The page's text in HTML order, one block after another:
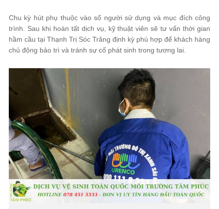
Chu kỳ hút phụ thuộc vào số người sử dụng và mục đích công
trình. Sau khi hoàn tất dịch vụ, kỹ thuật viên sẽ tư vấn thời gian
hầm cầu tại Thạnh Trị Sóc Trăng định kỳ phù hợp để khách hàng
chủ động bảo trì và tránh sự cố phát sinh trong tương lai.